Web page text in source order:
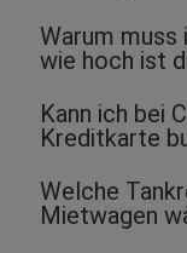
Warum muss
wie hoch ist
Kann ich bei
Kreditkarte
Welche
Mietwagen